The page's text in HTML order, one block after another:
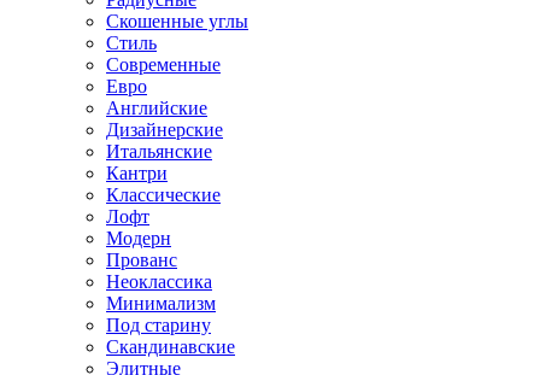
Скошенные углы
Стиль
Современные
Евро
Английские
Дизайнерские
Итальянские
Кантри
Классические
Лофт
Модерн
Прованс
Неоклассика
Минимализм
Под старину
Скандинавские
Элитные